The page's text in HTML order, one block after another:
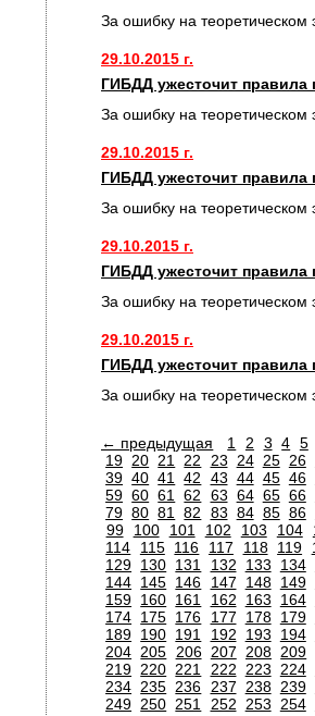
За ошибку на теоретическом
29.10.2015 г.
ГИБДД ужесточит правила
За ошибку на теоретическом
29.10.2015 г.
ГИБДД ужесточит правила
За ошибку на теоретическом
29.10.2015 г.
ГИБДД ужесточит правила
За ошибку на теоретическом
29.10.2015 г.
ГИБДД ужесточит правила
За ошибку на теоретическом
← предыдущая 1 2 3 4 5
19 20 21 22 23 24 25 26
39 40 41 42 43 44 45 46
59 60 61 62 63 64 65 66
79 80 81 82 83 84 85 86
99
100 101 102 103 104
114
115 116 117 118 119
129 130 131 132 133 134
144 145 146 147 148 149
159 160 161 162 163 164
174 175 176 177 178 179
189 190 191 192 193 194
204 205 206 207 208 209
219 220 221 222 223 224
234 235 236 237 238 239
249 250 251 252 253 254